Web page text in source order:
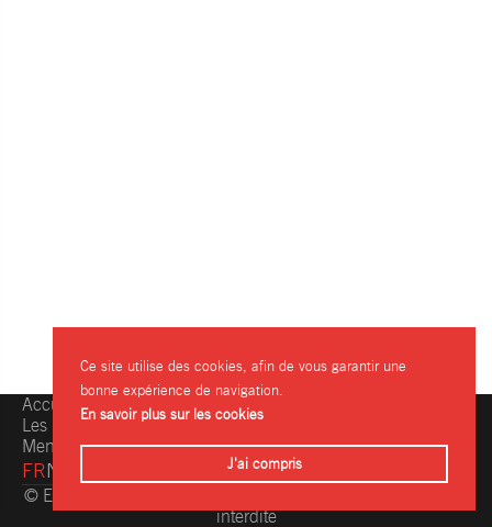
Accueil
Les restaurants
Mentions légales
Une question, une info ?
Contactez-nous
FRNL
© Eating.be 2004-2026 - Toute reproduction même partielle
interdite
Ce site utilise des cookies, afin de vous garantir une
bonne expérience de navigation.
En savoir plus sur les cookies
J'ai compris